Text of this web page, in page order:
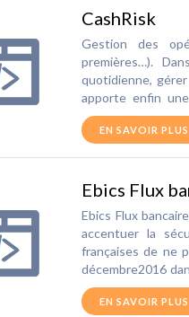
et réduire les
CashRisk
Gestion des
premières…).
quotidienne,
apporte enfin
innovante «
administrative et
EN SAVOIR PLUS
Ebics Flux
Ebics Flux
accentuer la
françaises de ne
décembre2016
T. Etape
protocole Ebics T
EN SAVOIR PLUS